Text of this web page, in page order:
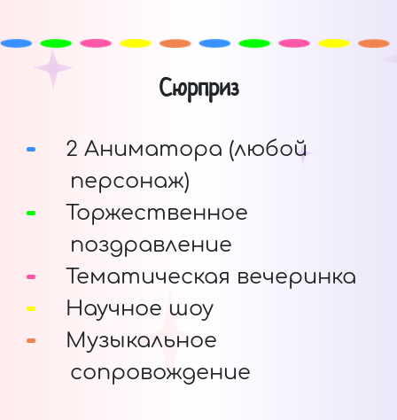
Сюрприз
2 Аниматора (любой
персонаж)
Торжественное
поздравление
Тематическая вечеринка
Научное шоу
Музыкальное
сопровождение